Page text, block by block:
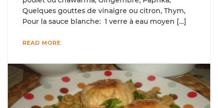
Quelques gouttes de vinaigre ou citron, Thym,
Pour la sauce blanche: 1 verre à eau moyen […]
READ MORE